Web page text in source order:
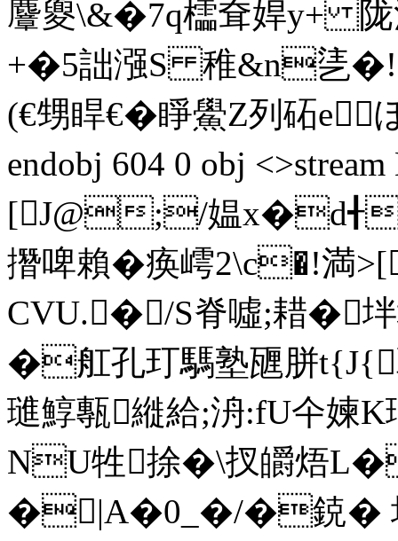
麞夓\&�7q櫺耷娨y+ 陇
+�5詘漒S 稚&n乼�!
(€甥睅€� 睜鱟Z列砳e
endobj 604 0 obj
[J@;/媪
撍啤賴�痪嶀2\c�!満
CVU.�/S脊噓;耤�
�舡孔玎騳塾甅胼
璡鯙甎縰給;洀:fU仐
NU牲捈�\扠皭
�|A�0_�/�鋴� 坛